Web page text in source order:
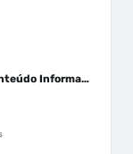
Cannabis Medicinal- Conteúdo Informativo